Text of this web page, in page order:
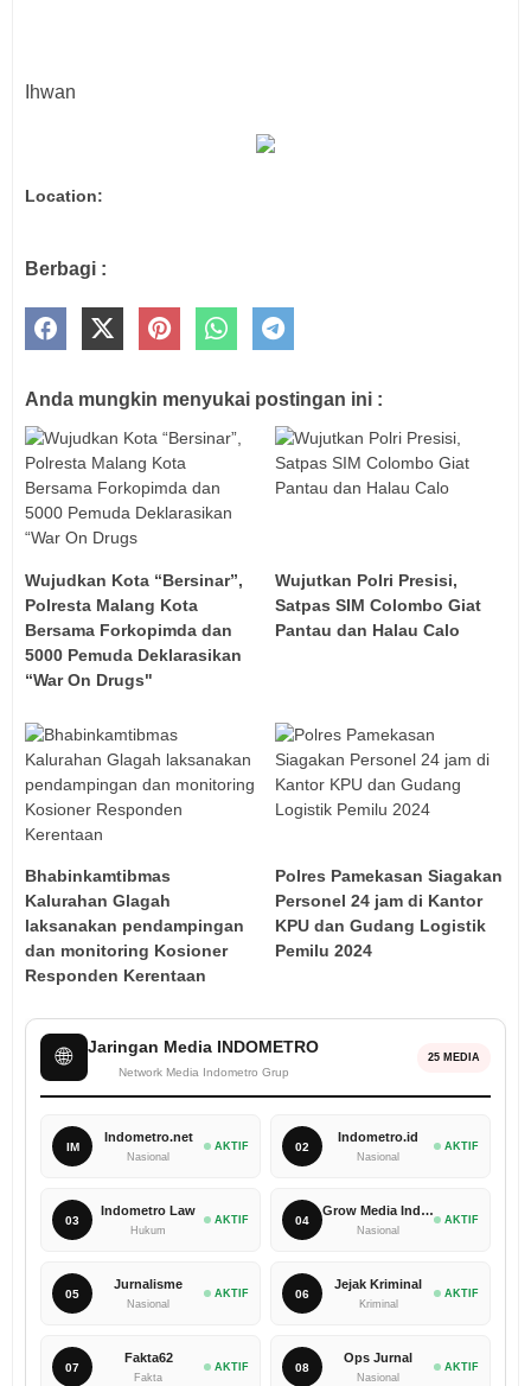
Ihwan
Location:
Berbagi :
Anda mungkin menyukai postingan ini :
Wujudkan Kota “Bersinar”,
Polresta Malang Kota
Bersama Forkopimda dan
5000 Pemuda Deklarasikan
“War On Drugs"
Wujutkan Polri Presisi,
Satpas SIM Colombo Giat
Pantau dan Halau Calo
Bhabinkamtibmas
Kalurahan Glagah
laksanakan pendampingan
dan monitoring Kosioner
Responden Kerentaan
Polres Pamekasan Siagakan
Personel 24 jam di Kantor
KPU dan Gudang Logistik
Pemilu 2024
🌐 Jaringan Media INDOMETRO
Network Media Indometro Grup
25 MEDIA
IM
Indometro.net
Nasional
AKTIF 02
Indometro.id
Nasional
AKTIF
03
Indometro Law
Hukum
AKTIF 04
Grow Media Indonesia
Nasional
AKTIF
05
Jurnalisme
Nasional
AKTIF 06
Jejak Kriminal
Kriminal
AKTIF
07
Fakta62
Fakta
AKTIF 08
Ops Jurnal
Nasional
AKTIF